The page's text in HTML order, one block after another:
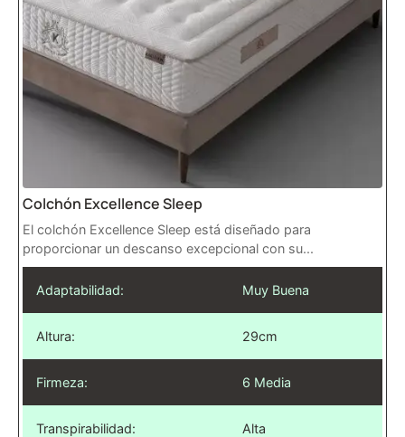
Colchón Excellence Sleep
El colchón Excellence Sleep está diseñado para
proporcionar un descanso excepcional con su...
Adaptabilidad: Muy Buena
Altura: 29cm
Firmeza: 6 Media
Transpirabilidad: Alta